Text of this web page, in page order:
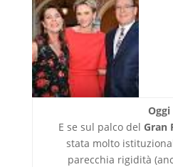
Oggi
E se sul palco del Gran
stata molto
parecchia rigidità